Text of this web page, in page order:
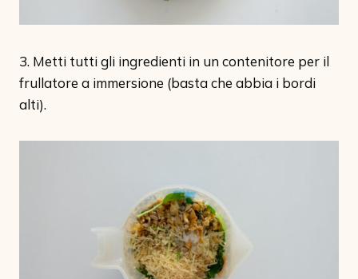
3. Metti tutti gli ingredienti in un contenitore per il
frullatore a immersione (basta che abbia i bordi
alti).